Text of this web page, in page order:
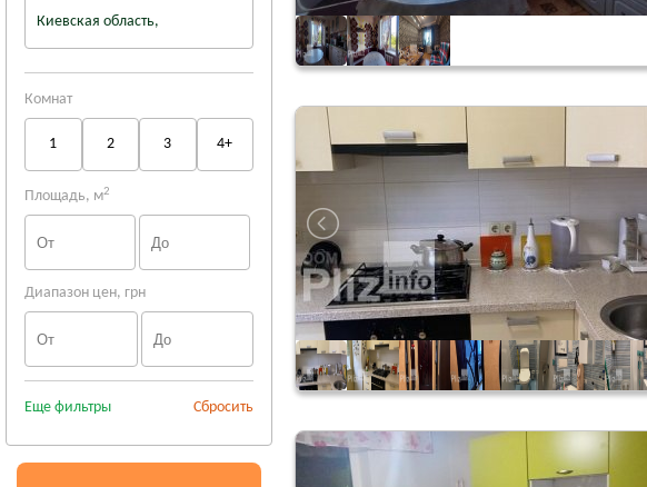
Киевская область,
Комнат
1 2 3 4+
Площадь, м2
Диапазон цен, грн
Еще фильтры Сбросить